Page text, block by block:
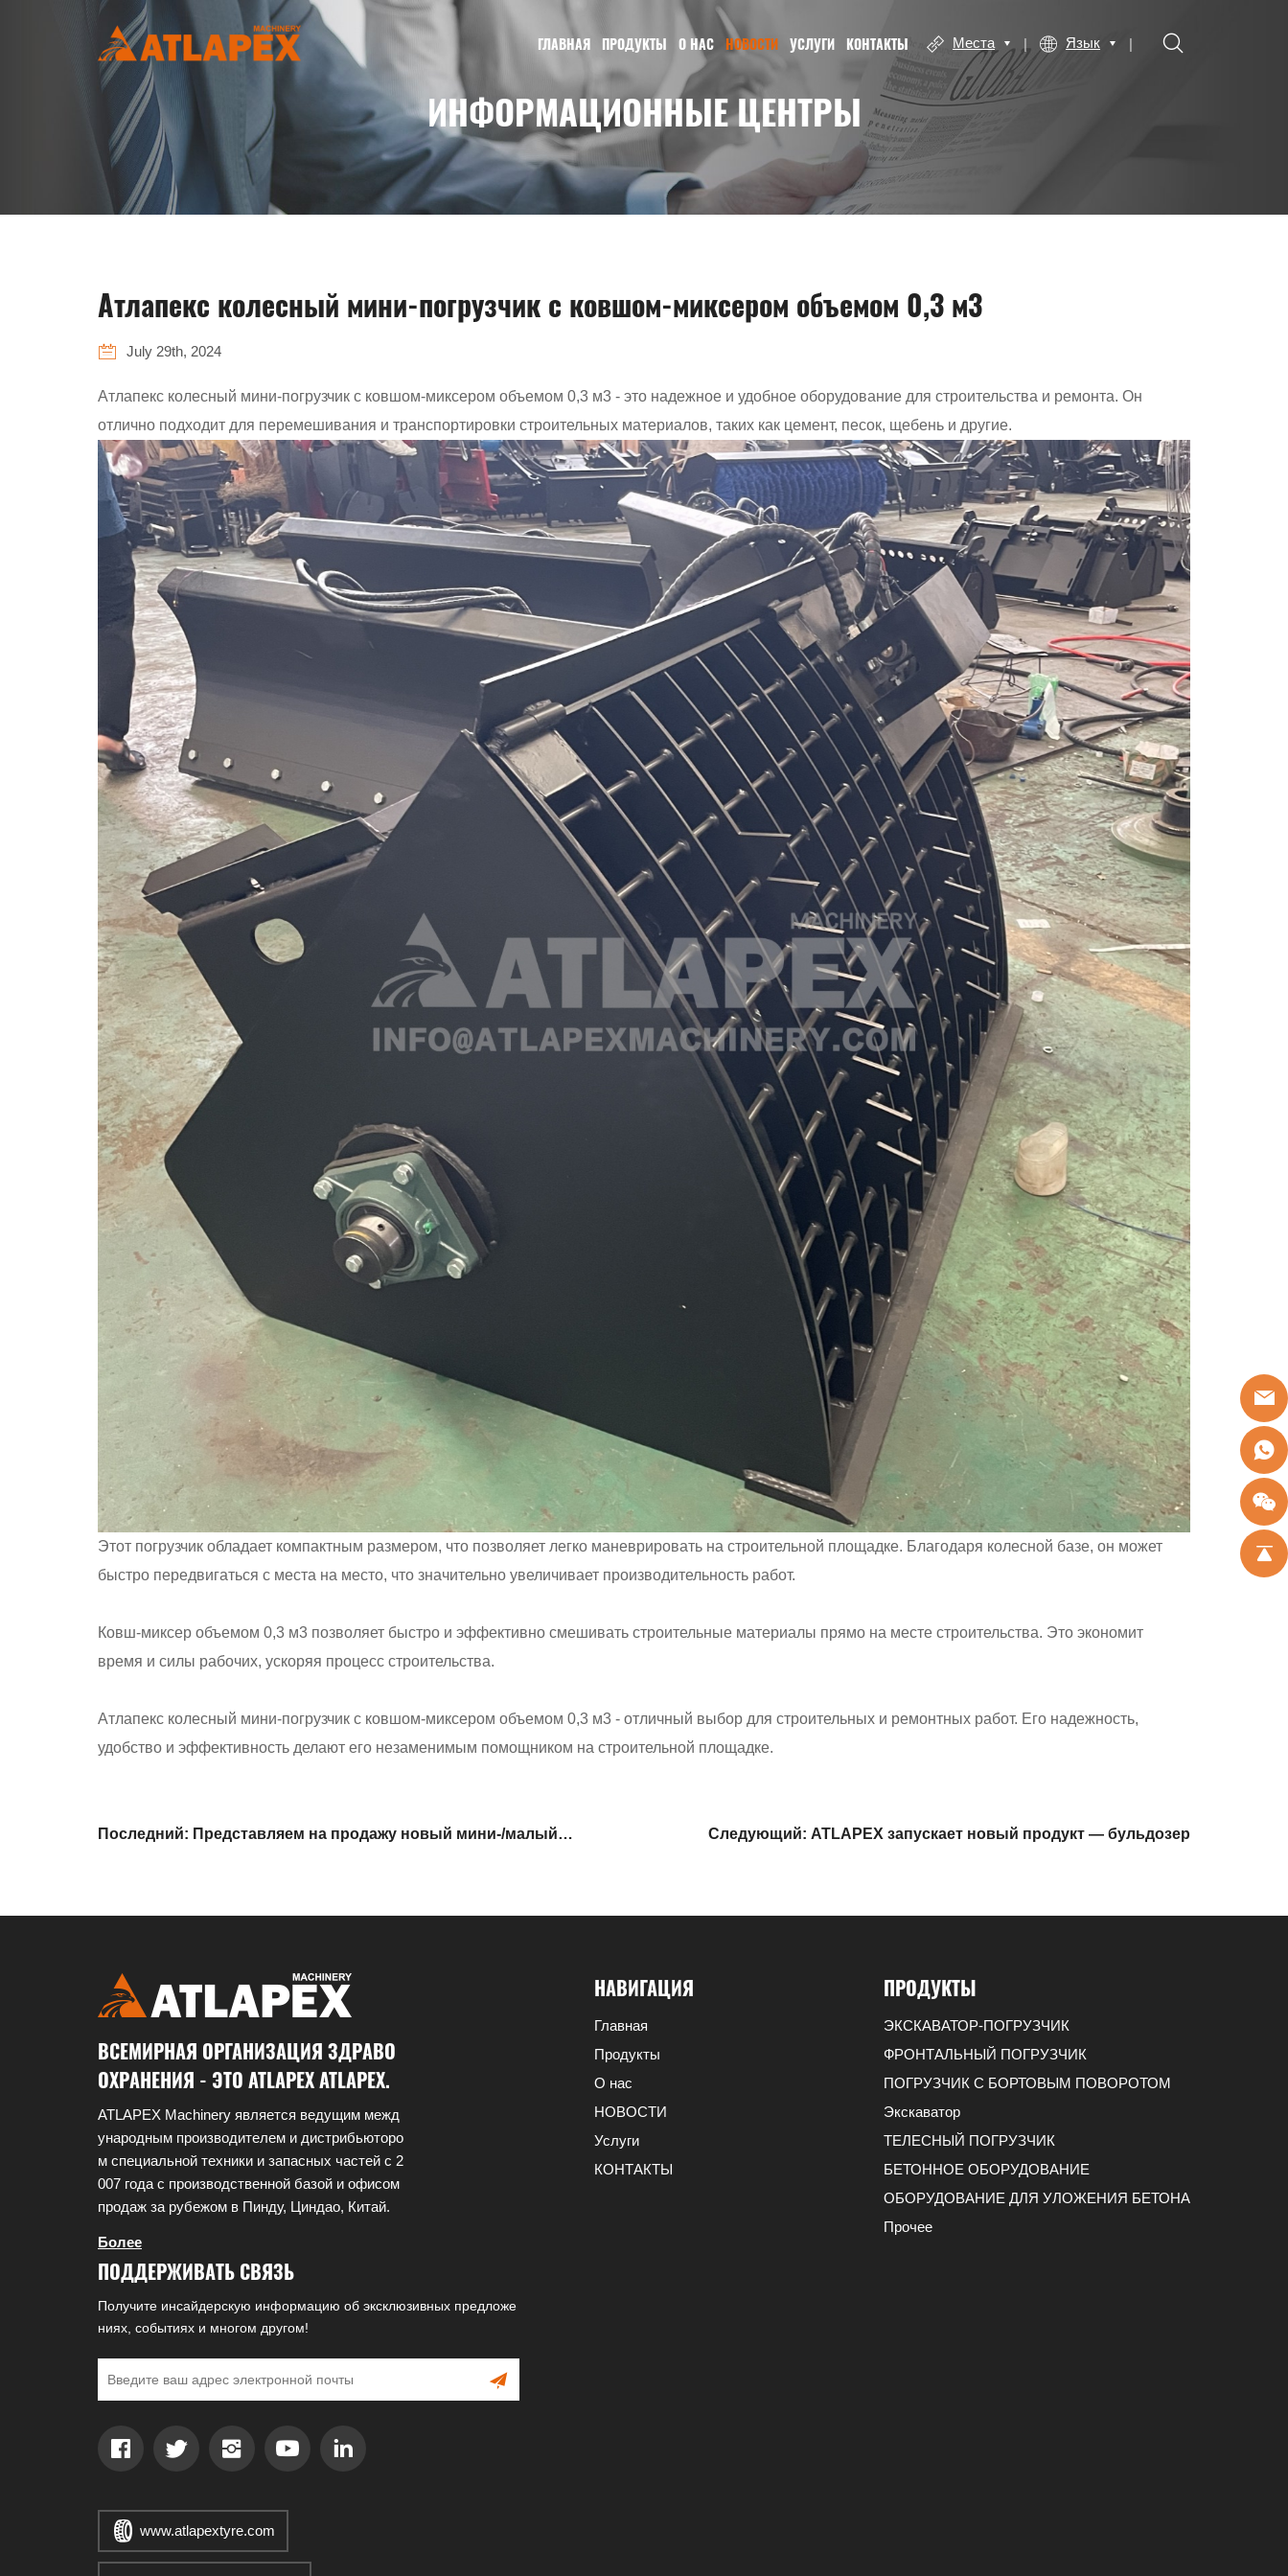
ГЛАВНАЯ ПРОДУКТЫ О НАС НОВОСТИ УСЛУГИ КОНТАКТЫ Места Язык
ИНФОРМАЦИОННЫЕ ЦЕНТРЫ
Атлапекс колесный мини-погрузчик с ковшом-миксером объемом 0,3 м3
July 29th, 2024
Атлапекс колесный мини-погрузчик с ковшом-миксером объемом 0,3 м3 - это надежное и удобное оборудование для строительства и ремонта. Он
отлично подходит для перемешивания и транспортировки строительных материалов, таких как цемент, песок, щебень и другие.
Этот погрузчик обладает компактным размером, что позволяет легко маневрировать на строительной площадке. Благодаря колесной базе, он может
быстро передвигаться с места на место, что значительно увеличивает производительность работ.
Ковш-миксер объемом 0,3 м3 позволяет быстро и эффективно смешивать строительные материалы прямо на месте строительства. Это экономит
время и силы рабочих, ускоряя процесс строительства.
Атлапекс колесный мини-погрузчик с ковшом-миксером объемом 0,3 м3 - отличный выбор для строительных и ремонтных работ. Его надежность,
удобство и эффективность делают его незаменимым помощником на строительной площадке.
Последний: Представляем на продажу новый мини-/малый
Следующий: ATLAPEX запускает новый продукт — бульдозер
ВСЕМИРНАЯ ОРГАНИЗАЦИЯ ЗДРАВО
ОХРАНЕНИЯ - ЭТО ATLAPEX ATLAPEX.
ATLAPEX Machinery является ведущим межд
ународным производителем и дистрибьюторо
м специальной техники и запасных частей с 2
007 года с производственной базой и офисом
продаж за рубежом в Пинду, Циндао, Китай.
Более
НАВИГАЦИЯ
Главная
Продукты
О нас
НОВОСТИ
Услуги
КОНТАКТЫ
ПРОДУКТЫ
ЭКСКАВАТОР-ПОГРУЗЧИК
ФРОНТАЛЬНЫЙ ПОГРУЗЧИК
ПОГРУЗЧИК С БОРТОВЫМ ПОВОРОТОМ
Экскаватор
ТЕЛЕСНЫЙ ПОГРУЗЧИК
БЕТОННОЕ ОБОРУДОВАНИЕ
ОБОРУДОВАНИЕ ДЛЯ УЛОЖЕНИЯ БЕТОНА
Прочее
ПОДДЕРЖИВАТЬ СВЯЗЬ
Получите инсайдерскую информацию об эксклюзивных предложе
ниях, событиях и многом другом!
www.atlapextyre.com